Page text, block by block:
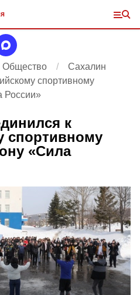
Общество
Сахалин
спортивному
России»
к
спортивному
«Сила